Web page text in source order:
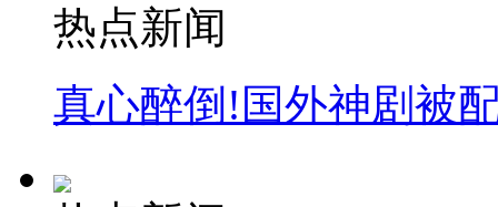
热点新闻
真心醉倒!国外神剧被